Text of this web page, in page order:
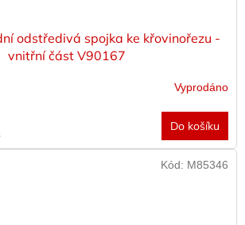
odstředivá spojka ke křovinořezu -
vnitřní část V90167
Vyprodáno
Do košíku
Kód: M85346